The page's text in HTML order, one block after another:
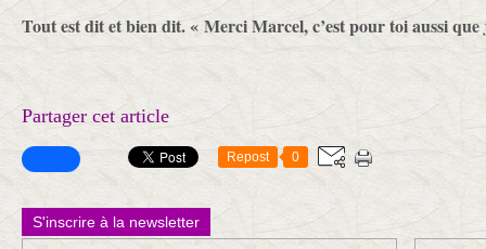
Tout est dit et bien dit. « Merci Marcel, c’est pour toi aussi
Partager cet article
Repost 0
S'inscrire à la newsletter